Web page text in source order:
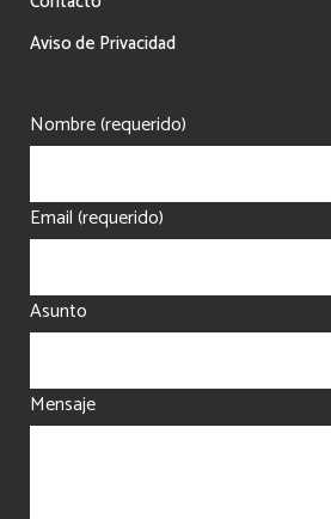
Aviso de Privacidad
Nombre (requerido)
Email (requerido)
Asunto
Mensaje